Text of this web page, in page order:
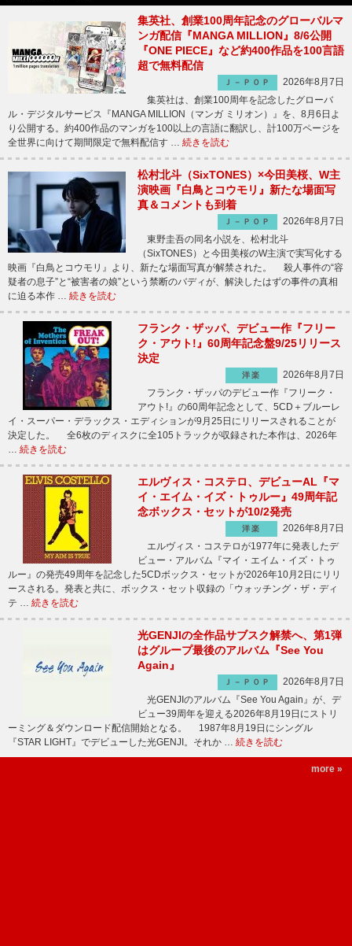
集英社、創業100周年記念のグローバルマ
ンガ配信『MANGA MILLION』8/6公開
『ONE PIECE』など約400作品を100言語
超で無料配信
Ｊ－ＰＯＰ
2026年8月7日
集英社は、創業100周年を記念したグローバ
ル・デジタルサービス『MANGA MILLION（マンガ ミリオン）』を、8月6日よ
り公開する。約400作品のマンガを100以上の言語に翻訳し、計100万ページを
全世界に向けて期間限定で無料配信す … 続きを読む
松村北斗（SixTONES）×今田美桜、W主
演映画『白鳥とコウモリ』新たな場面写
真＆コメントも到着
Ｊ－ＰＯＰ
2026年8月7日
東野圭吾の同名小説を、松村北斗
（SixTONES）と今田美桜のW主演で実写化する
映画『白鳥とコウモリ』より、新たな場面写真が解禁された。 殺人事件の“容
疑者の息子”と“被害者の娘”という禁断のバディが、解決したはずの事件の真相
に迫る本作 … 続きを読む
フランク・ザッパ、デビュー作『フリー
ク・アウト!』60周年記念盤9/25リリース
決定
洋楽
2026年8月7日
フランク・ザッパのデビュー作『フリーク・
アウト!』の60周年記念として、5CD＋ブルーレ
イ・スーパー・デラックス・エディションが9月25日にリリースされることが
決定した。 全6枚のディスクに全105トラックが収録された本作は、2026年
… 続きを読む
エルヴィス・コステロ、デビューAL『マ
イ・エイム・イズ・トゥルー』49周年記
念ボックス・セットが10/2発売
洋楽
2026年8月7日
エルヴィス・コステロが1977年に発表したデ
ビュー・アルバム『マイ・エイム・イズ・トゥ
ルー』の発売49周年を記念した5CDボックス・セットが2026年10月2日にリリ
ースされる。発表と共に、ボックス・セット収録の「ウォッチング・ザ・ディ
テ … 続きを読む
光GENJIの全作品サブスク解禁へ、第1弾
はグループ最後のアルバム『See You
Again』
Ｊ－ＰＯＰ
2026年8月7日
光GENJIのアルバム『See You Again』が、デ
ビュー39周年を迎える2026年8月19日にストリ
ーミング＆ダウンロード配信開始となる。 1987年8月19日にシングル
『STAR LIGHT』でデビューした光GENJI。それか … 続きを読む
more »